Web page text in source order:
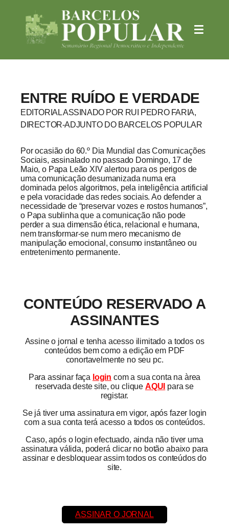
ENTRE RUÍDO E VERDADE
EDITORIAL ASSINADO POR RUI PEDRO FARIA,
DIRECTOR-ADJUNTO DO BARCELOS POPULAR
Por ocasião do 60.º Dia Mundial das Comunicações
Sociais, assinalado no passado Domingo, 17 de
Maio, o Papa Leão XIV alertou para os perigos de
uma comunicação desumanizada numa era
dominada pelos algoritmos, pela inteligência artificial
e pela voracidade das redes sociais. Ao defender a
necessidade de “preservar vozes e rostos humanos”,
o Papa sublinha que a comunicação não pode
perder a sua dimensão ética, relacional e humana,
nem transformar-se num mero mecanismo de
manipulação emocional, consumo instantâneo ou
entretenimento permanente.
CONTEÚDO RESERVADO A
ASSINANTES
Assine o jornal e tenha acesso ilimitado a todos os
conteúdos bem como a edição em PDF
conortavelmente no seu pc.
Para assinar faça login com a sua conta na àrea
reservada deste site, ou clique AQUI para se
registar.
Se já tiver uma assinatura em vigor, após fazer login
com a sua conta terá acesso a todos os conteúdos.
Caso, após o login efectuado, ainda não tiver uma
assinatura válida, poderá clicar no botão abaixo para
assinar e desbloquear assim todos os conteúdos do
site.
ASSINAR O JORNAL